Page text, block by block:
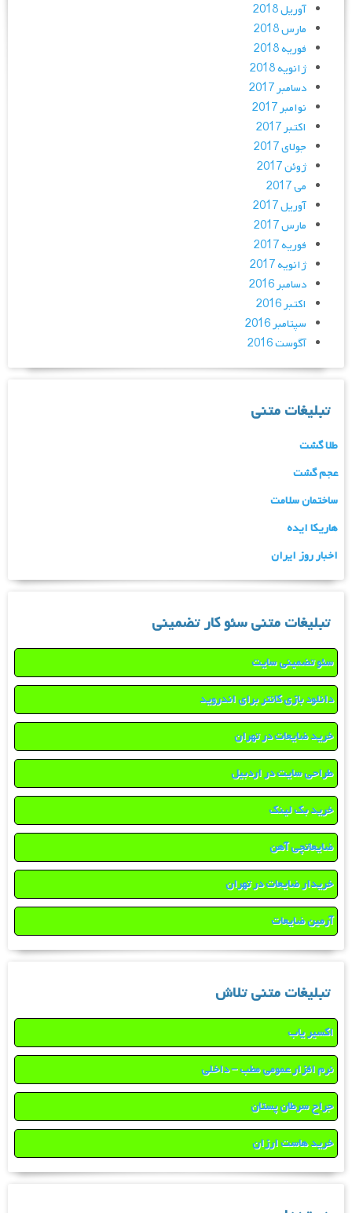
آوریل 2018
مارس 2018
فوریه 2018
ژانویه 2018
دسامبر 2017
نوامبر 2017
اکتبر 2017
جولای 2017
ژوئن 2017
می 2017
آوریل 2017
مارس 2017
فوریه 2017
ژانویه 2017
دسامبر 2016
اکتبر 2016
سپتامبر 2016
آگوست 2016
تبلیغات متنی
طلا گشت
عجم گشت
ساختمان سلامت
هاریکا ایده
اخبار روز ایران
تبلیغات متنی سئو کار تضمینی
سئو تضمینی سایت
دانلود بازی کانتر برای اندروید
خرید ضایعات در تهران
طراحی سایت در اردبیل
خرید بک لینک
ضایعاتچی آهن
خریدار ضایعات در تهران
آرمین ضایعات
تبلیغات متنی تلاش
اکسیر یاب
نرم افزار عمومی مطب – داخلی
جراح سرطان پستان
خرید هاست ارزان